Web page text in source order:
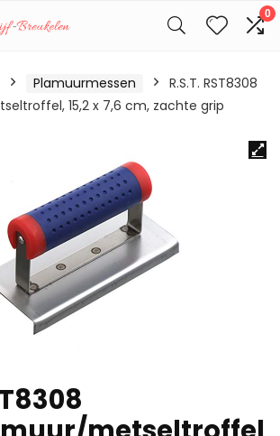
0
Plamuurmessen
R.S.T. RST8308
15,2 x 7,6 cm, zachte grip